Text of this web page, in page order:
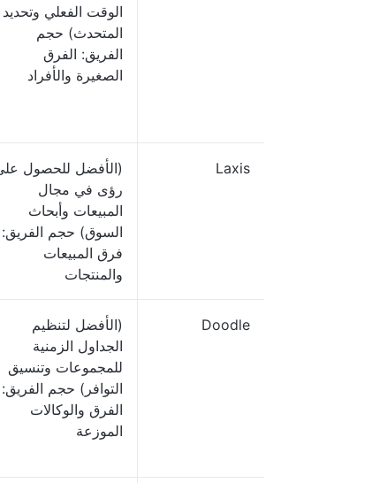
الوقت الفعلي وتحديد
المتحدث) حجم
الفريق: الفرق
الصغيرة والأفراد
Laxis
(الأفضل للحصول
رؤى في مجال
المبيعات وأبحاث
السوق) حجم الفريق:
فرق المبيعات
والمنتجات
Doodle
(الأفضل لتنظيم
الجداول الزمنية
للمجموعات وتنسيق
التوافر) حجم الفريق:
الفرق والوكالات
الموزعة